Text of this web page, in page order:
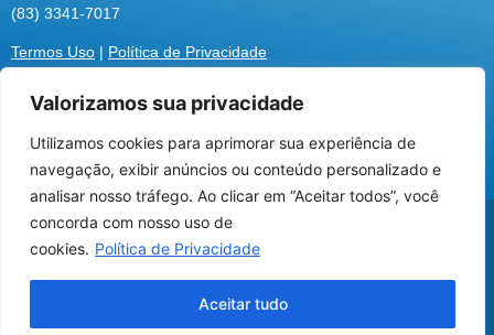
Utilizamos cookies para oferecer melhor
experiência, melhorar o desempenho, analisar
como você interage em nosso site e
personalizar conteúdo.
Valorizamos sua privacidade
Utilizamos cookies para aprimorar sua experiência de
navegação, exibir anúncios ou conteúdo personalizado e
analisar nosso tráfego. Ao clicar em “Aceitar todos”, você
concorda com nosso uso de
cookies. Política de Privacidade
Aceitar tudo
(83) 3341-7017
Termos Uso | Política de Privacidade
@2026 Associação Carismática Católica São Pio X
Desenvolvido pelaROX